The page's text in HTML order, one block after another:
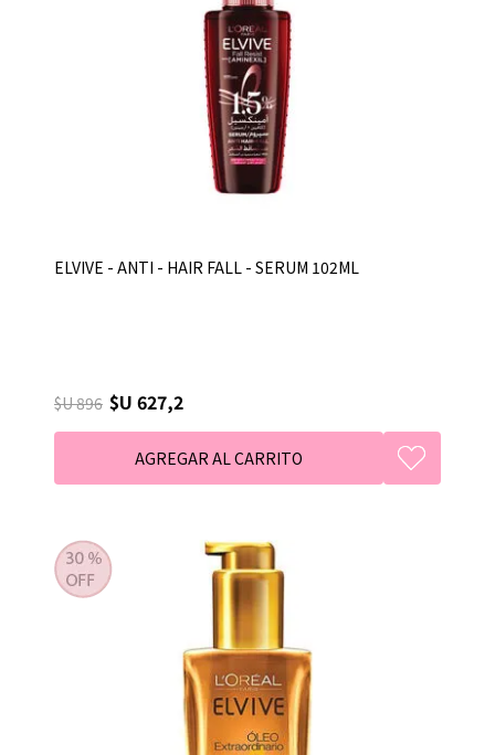
ELVIVE - ANTI - HAIR FALL - SERUM 102ML
$U 896 $U 627,2